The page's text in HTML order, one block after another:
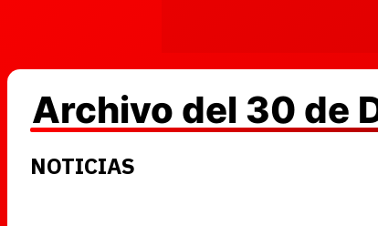
Archivo del 30 de
NOTICIAS